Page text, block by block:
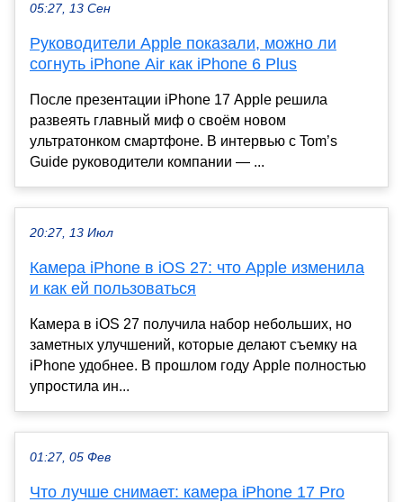
05:27, 13 Сен
Руководители Apple показали, можно ли
согнуть iPhone Air как iPhone 6 Plus
После презентации iPhone 17 Apple решила
развеять главный миф о своём новом
ультратонком смартфоне. В интервью с Tom’s
Guide руководители компании — ...
20:27, 13 Июл
Камера iPhone в iOS 27: что Apple изменила
и как ей пользоваться
Камера в iOS 27 получила набор небольших, но
заметных улучшений, которые делают съемку на
iPhone удобнее. В прошлом году Apple полностью
упростила ин...
01:27, 05 Фев
Что лучше снимает: камера iPhone 17 Pro